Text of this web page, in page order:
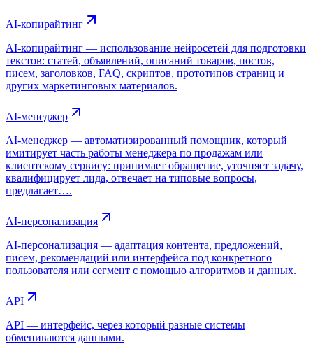
AI-копирайтинг
AI-копирайтинг — использование нейросетей для подготовки
текстов: статей, объявлений, описаний товаров, постов,
писем, заголовков, FAQ, скриптов, прототипов страниц и
других маркетинговых материалов.
AI-менеджер
AI-менеджер — автоматизированный помощник, который
имитирует часть работы менеджера по продажам или
клиентскому сервису: принимает обращение, уточняет задачу,
квалифицирует лида, отвечает на типовые вопросы,
предлагает….
AI-персонализация
AI-персонализация — адаптация контента, предложений,
писем, рекомендаций или интерфейса под конкретного
пользователя или сегмент с помощью алгоритмов и данных.
API
API — интерфейс, через который разные системы
обмениваются данными.